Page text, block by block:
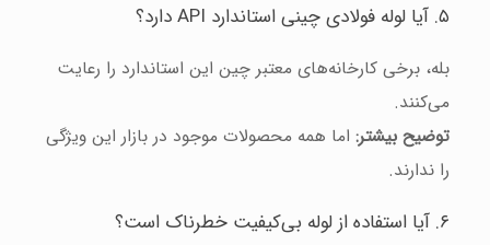
۵. آیا لوله فولادی چینی استاندارد API دارد؟
بله، برخی کارخانه‌های معتبر چین این استاندارد را رعایت
می‌کنند.
توضیح بیشتر:اما همه محصولات موجود در بازار این ویژگی
را ندارند.
۶. آیا استفاده از لوله بی‌کیفیت خطرناک است؟